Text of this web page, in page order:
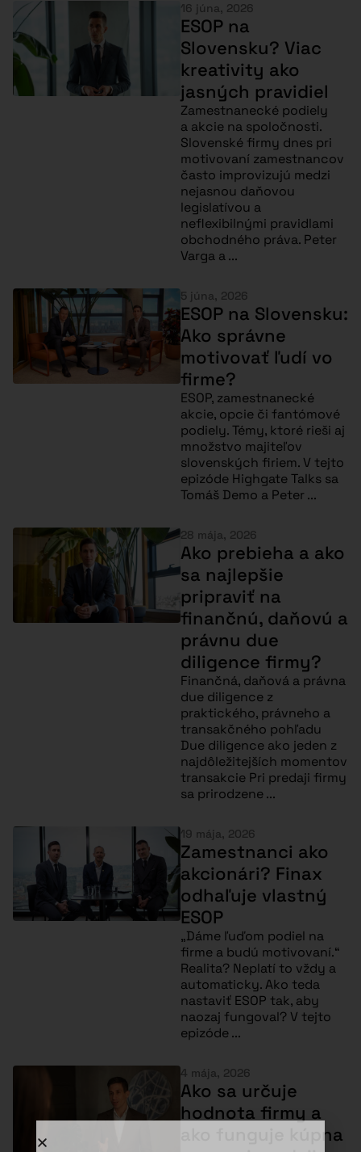
16 júna, 2026
ESOP na
Slovensku? Viac
kreativity ako
jasných pravidiel
Zamestnanecké podiely
a akcie na spoločnosti.
Slovenské firmy dnes pri
motivovaní zamestnancov
často improvizujú medzi
nejasnou daňovou
legislatívou a
neflexibilnými pravidlami
obchodného práva. Peter
Varga a ...
5 júna, 2026
ESOP na Slovensku:
Ako správne
motivovať ľudí vo
firme?
ESOP, zamestnanecké
akcie, opcie či fantómové
podiely. Témy, ktoré rieši aj
množstvo majiteľov
slovenských firiem. V tejto
epizóde Highgate Talks sa
Tomáš Demo a Peter ...
28 mája, 2026
Ako prebieha a ako
sa najlepšie
pripraviť na
finančnú, daňovú a
právnu due
diligence firmy?
Finančná, daňová a právna
due diligence z
praktického, právneho a
transakčného pohľadu
Due diligence ako jeden z
najdôležitejších momentov
transakcie Pri predaji firmy
sa prirodzene ...
19 mája, 2026
Zamestnanci ako
akcionári? Finax
odhaľuje vlastný
ESOP
„Dáme ľuďom podiel na
firme a budú motivovaní.“
Realita? Neplatí to vždy a
automaticky. Ako teda
nastaviť ESOP tak, aby
naozaj fungoval? V tejto
epizóde ...
4 mája, 2026
Ako sa určuje
hodnota firmy a
ako funguje kúpna